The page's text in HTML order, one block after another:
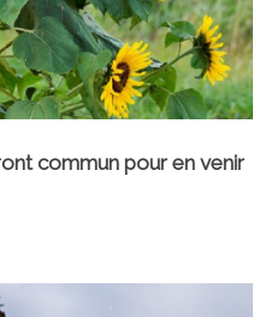
commun pour en venir